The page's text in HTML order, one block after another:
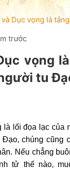
Dục vọng là
trước
vọng
tu
là lối đọa lạc của
chúng cũng
Nếu chẳng
tử thế nào,